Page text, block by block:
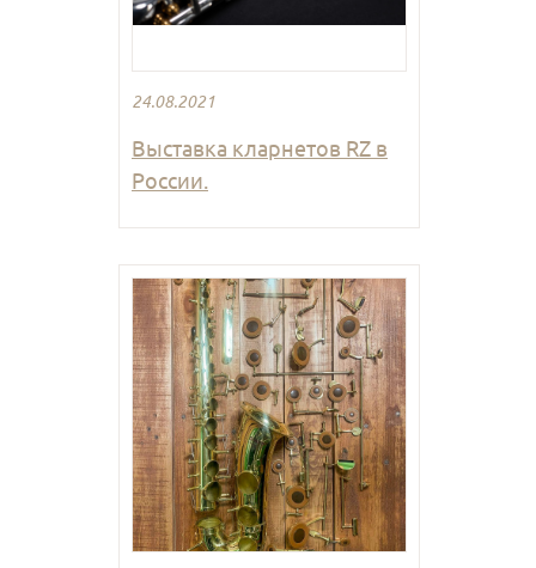
24.08.2021
Выставка кларнетов RZ в
России.